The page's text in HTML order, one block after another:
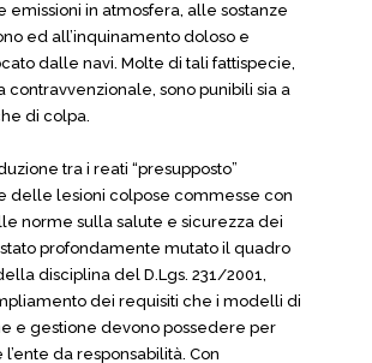
emissioni in atmosfera, alle sostanze
ed all’inquinamento doloso e
dalle navi. Molte di tali fattispecie,
contravvenzionale, sono punibili sia a
di colpa.
tra i reati “presupposto”
delle lesioni colpose commesse con
norme sulla salute e sicurezza dei
profondamente mutato il quadro
disciplina del D.Lgs. 231/2001,
dei requisiti che i modelli di
e gestione devono possedere per
da responsabilità. Con